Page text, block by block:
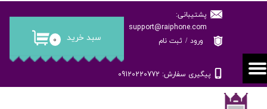
پشتیبانی:
support@raiphone.com
پیگیری سفارش: 09120220772
۰ سبد خرید ورود / ثبت نام
حساب کاربری من
تغییر گذر واژه
سفارشات
خروج از حساب کاربری